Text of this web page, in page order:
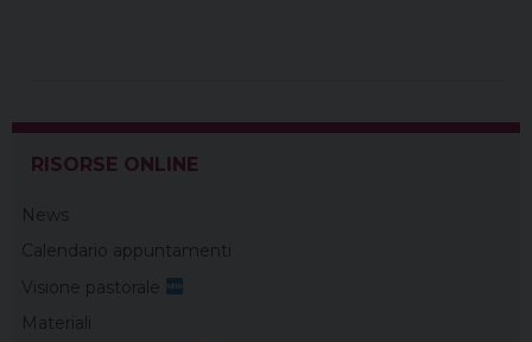
RISORSE ONLINE
News
Calendario appuntamenti
Visione pastorale
Materiali